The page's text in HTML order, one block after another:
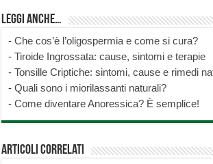
Leggi anche…
-Che cos’è l’oligospermia e come si cura?
-Tiroide Ingrossata: cause, sintomi e terapie
-Tonsille Criptiche: sintomi, cause e rimedi
-Quali sono i miorilassanti naturali?
-Come diventare Anoressica? È semplice!
Articoli correlati